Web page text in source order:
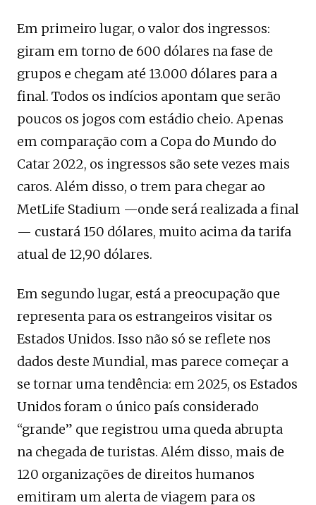
Em primeiro lugar, o valor dos ingressos:
giram em torno de 600 dólares na fase de
grupos e chegam até 13.000 dólares para a
final. Todos os indícios apontam que serão
poucos os jogos com estádio cheio. Apenas
em comparação com a Copa do Mundo do
Catar 2022, os ingressos são sete vezes mais
caros. Além disso, o trem para chegar ao
MetLife Stadium —onde será realizada a final
— custará 150 dólares, muito acima da tarifa
atual de 12,90 dólares.
Em segundo lugar, está a preocupação que
representa para os estrangeiros visitar os
Estados Unidos. Isso não só se reflete nos
dados deste Mundial, mas parece começar a
se tornar uma tendência: em 2025, os Estados
Unidos foram o único país considerado
“grande” que registrou uma queda abrupta
na chegada de turistas. Além disso, mais de
120 organizações de direitos humanos
emitiram um alerta de viagem para os